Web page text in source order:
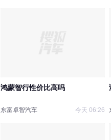
鸿蒙智行性价比高吗
东富卓智汽车 今天 06:26